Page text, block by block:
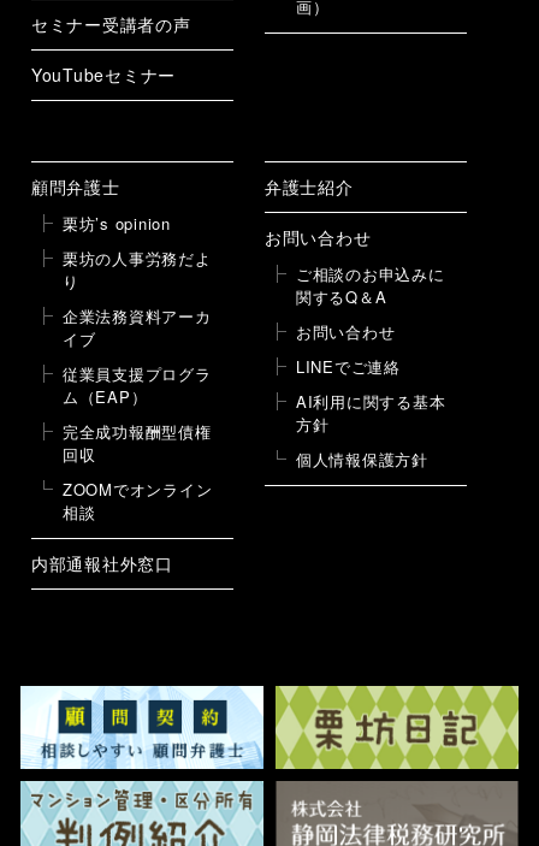
セミナー受講者の声
YouTubeセミナー
画）
顧問弁護士
栗坊’s opinion
栗坊の人事労務だよ
り
企業法務資料アーカ
イブ
従業員支援プログラ
ム（EAP）
完全成功報酬型債権
回収
ZOOMでオンライン
相談
内部通報社外窓口
弁護士紹介
お問い合わせ
ご相談のお申込みに
関するQ＆A
お問い合わせ
LINEでご連絡
AI利用に関する基本
方針
個人情報保護方針